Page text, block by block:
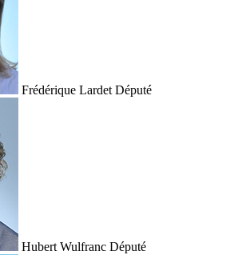
Frédérique Lardet Député
Hubert Wulfranc Député